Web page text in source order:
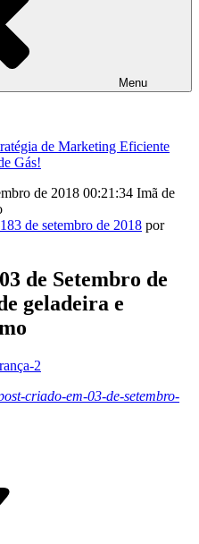
Menu
de Marketing Eficiente
Gás!
3 de setembro de 2018 por
de Setembro de
geladeira e
2
criado-em-03-de-setembro-